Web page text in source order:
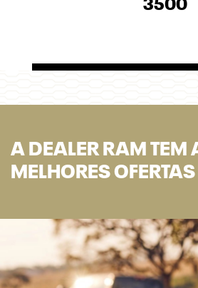
3500
A DEALER RAM TEM
MELHORES